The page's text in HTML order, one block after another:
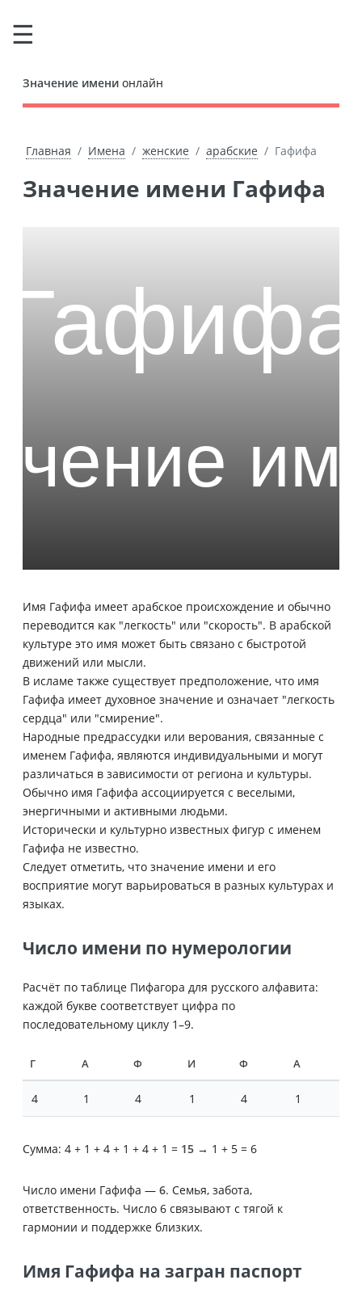
Значение имени онлайн
Главная Имена женские арабские Гафифа
Значение имени Гафифа
Имя Гафифа имеет арабское происхождение и обычно
переводится как "легкость" или "скорость". В арабской
культуре это имя может быть связано с быстротой
движений или мысли.
В исламе также существует предположение, что имя
Гафифа имеет духовное значение и означает "легкость
сердца" или "смирение".
Народные предрассудки или верования, связанные с
именем Гафифа, являются индивидуальными и могут
различаться в зависимости от региона и культуры.
Обычно имя Гафифа ассоциируется с веселыми,
энергичными и активными людьми.
Исторически и культурно известных фигур с именем
Гафифа не известно.
Следует отметить, что значение имени и его
восприятие могут варьироваться в разных культурах и
языках.
Число имени по нумерологии
Расчёт по таблице Пифагора для русского алфавита:
каждой букве соответствует цифра по
последовательному циклу 1–9.
Г А Ф И Ф А
4 1 4 1 4 1
Сумма: 4 + 1 + 4 + 1 + 4 + 1 = 15 → 1 + 5 = 6
Число имени Гафифа — 6. Семья, забота,
ответственность. Число 6 связывают с тягой к
гармонии и поддержке близких.
Имя Гафифа на загран паспорт